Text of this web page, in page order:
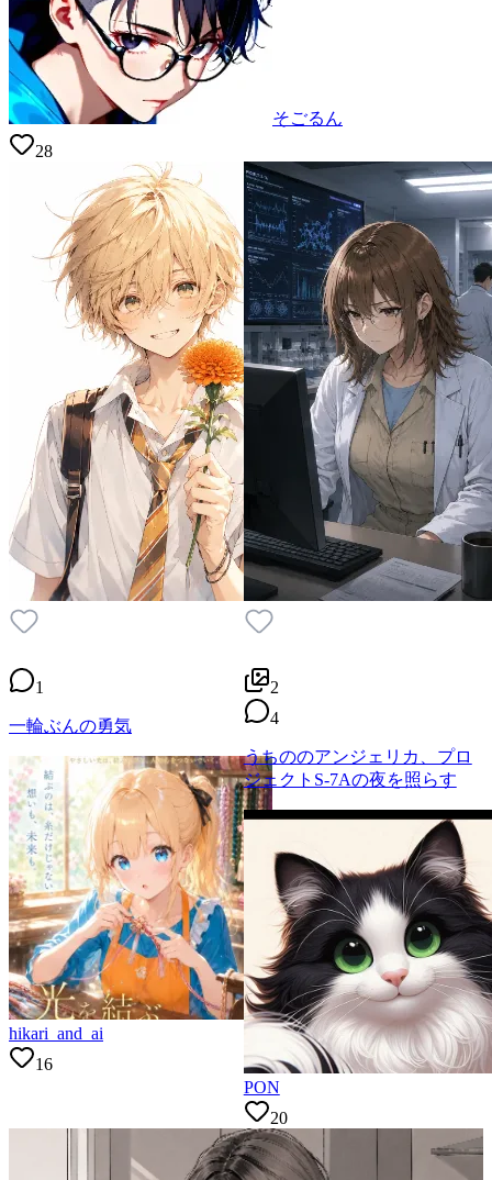
そごるん
28
1
一輪ぶんの勇気
hikari_and_ai
16
2
4
うちののアンジェリカ、プロ
ジェクトS-7Aの夜を照らす
PON
20